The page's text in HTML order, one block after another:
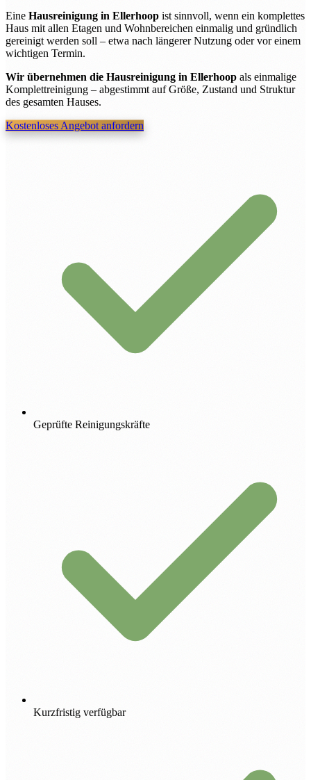
Eine Hausreinigung in Ellerhoop ist sinnvoll, wenn ein komplettes
Haus mit allen Etagen und Wohnbereichen einmalig und gründlich
gereinigt werden soll – etwa nach längerer Nutzung oder vor einem
wichtigen Termin.
Wir übernehmen die Hausreinigung in Ellerhoop als einmalige
Komplettreinigung – abgestimmt auf Größe, Zustand und Struktur
des gesamten Hauses.
Kostenloses Angebot anfordern
Geprüfte Reinigungskräfte
Kurzfristig verfügbar